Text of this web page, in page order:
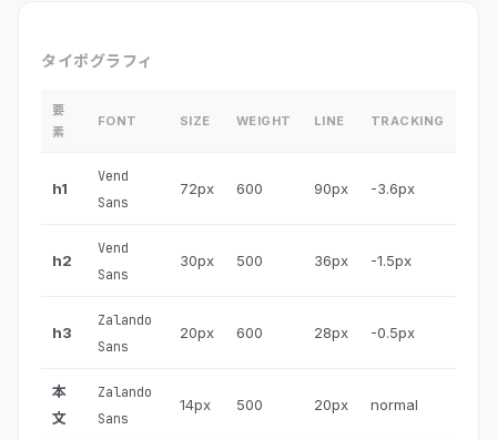
タイポグラフィ
要
素
FONT SIZE WEIGHT LINE TRACKING
h1
Vend
Sans
72px 600 90px -3.6px
h2
Vend
Sans
30px 500 36px -1.5px
h3
Zalando
Sans
20px 600 28px -0.5px
本
文
Zalando
Sans
14px 500 20px normal